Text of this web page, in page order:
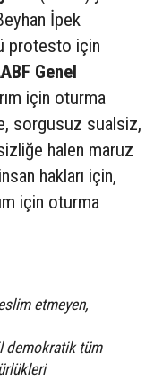
İpek
protesto için
Genel
için oturma
sorgusuz sualsiz,
halen maruz
hakları için,
için oturma
etmeyen,
demokratik tüm